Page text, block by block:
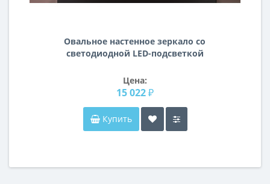
Овальное настенное зеркало со
светодиодной LED-подсветкой
Цена:
15 022 ₽
Купить